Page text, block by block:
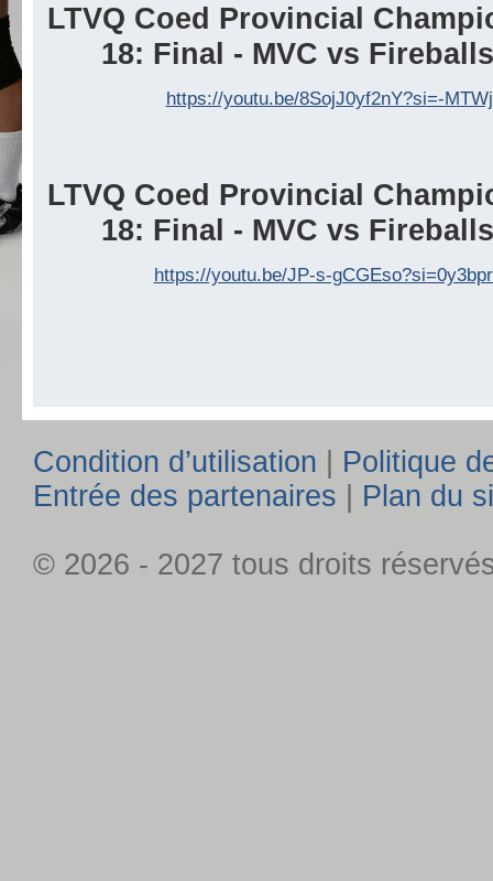
LTVQ Coed Provincial
18: Final - MVC vs
https://youtu.be/8SojJ0yf2nY?si=-
LTVQ Coed Provincial
18: Final - MVC vs
https://youtu.be/JP-s-
Condition d’utilisation
Politique
Entrée des partenaires
Plan du
© 2026 - 2027 tous droits